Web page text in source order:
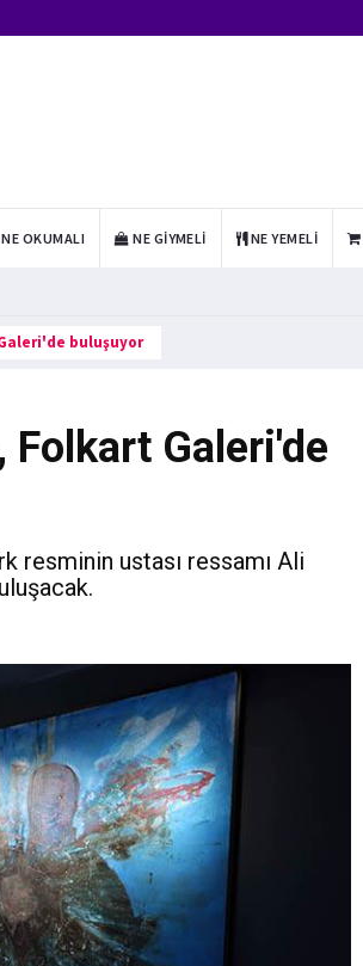
NE OKUMALI NE GIYMELI NE YEMELI
buluşuyor
Galeri'de
resminin ustası ressamı Ali